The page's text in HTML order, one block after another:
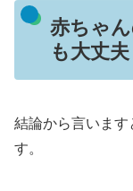
赤ちゃ
も大丈夫
結論から言いま
す。